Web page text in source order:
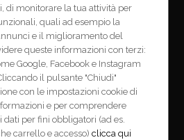
di monitorare la tua attività per
quali ad esempio la
e il miglioramento del
queste informazioni con terzi:
Google, Facebook e Instagram
il pulsante "Chiudi"
con le impostazioni cookie di
e per comprendere
per fini obbligatori (ad es.
carrello e accesso)clicca qui